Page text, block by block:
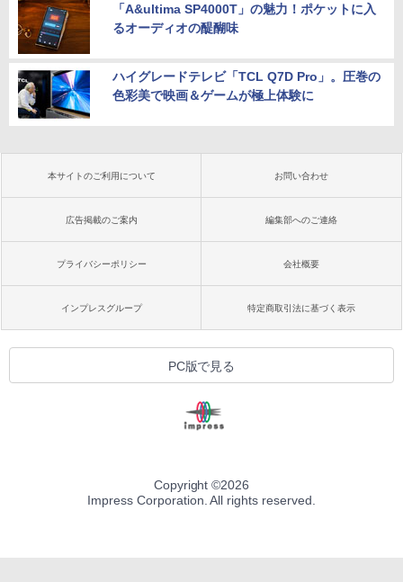
「A&ultima SP4000T」の魅力！ポケットに入
るオーディオの醍醐味
ハイグレードテレビ「TCL Q7D Pro」。圧巻の
色彩美で映画＆ゲームが極上体験に
本サイトのご利用について お問い合わせ
広告掲載のご案内 編集部へのご連絡
プライバシーポリシー 会社概要
インプレスグループ 特定商取引法に基づく表示
PC版で見る
Copyright ©2026
Impress Corporation. All rights reserved.